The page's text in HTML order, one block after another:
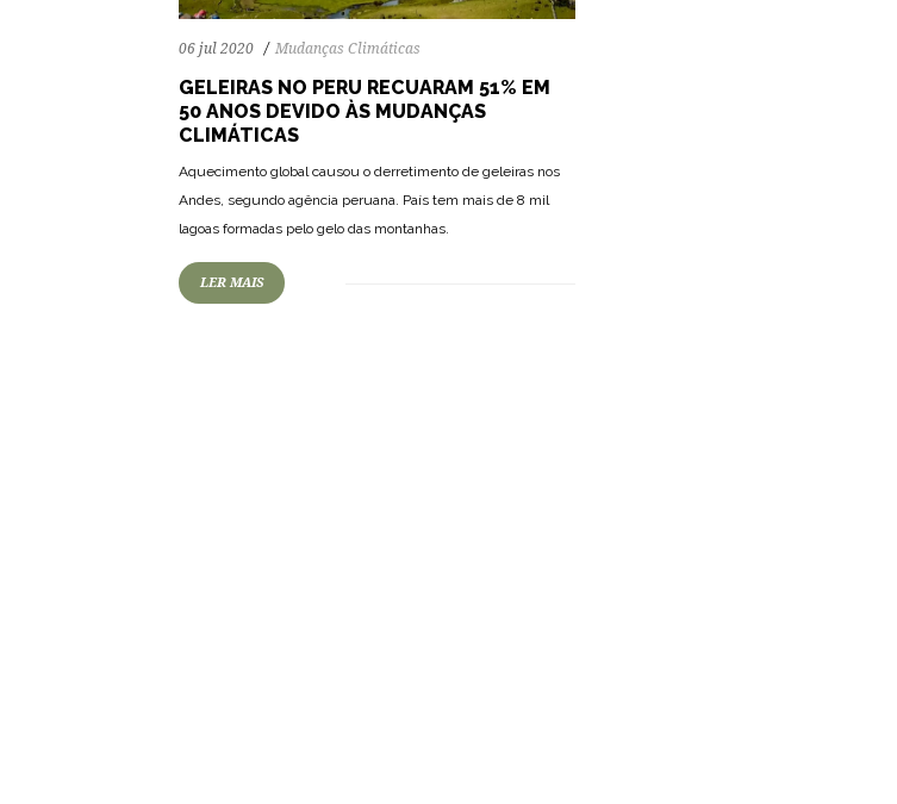
06 jul 2020 Mudanças Climáticas
GELEIRAS NO PERU RECUARAM 51% EM
50 ANOS DEVIDO ÀS MUDANÇAS
CLIMÁTICAS
Aquecimento global causou o derretimento de geleiras nos
Andes, segundo agência peruana. País tem mais de 8 mil
lagoas formadas pelo gelo das montanhas.
LER MAIS